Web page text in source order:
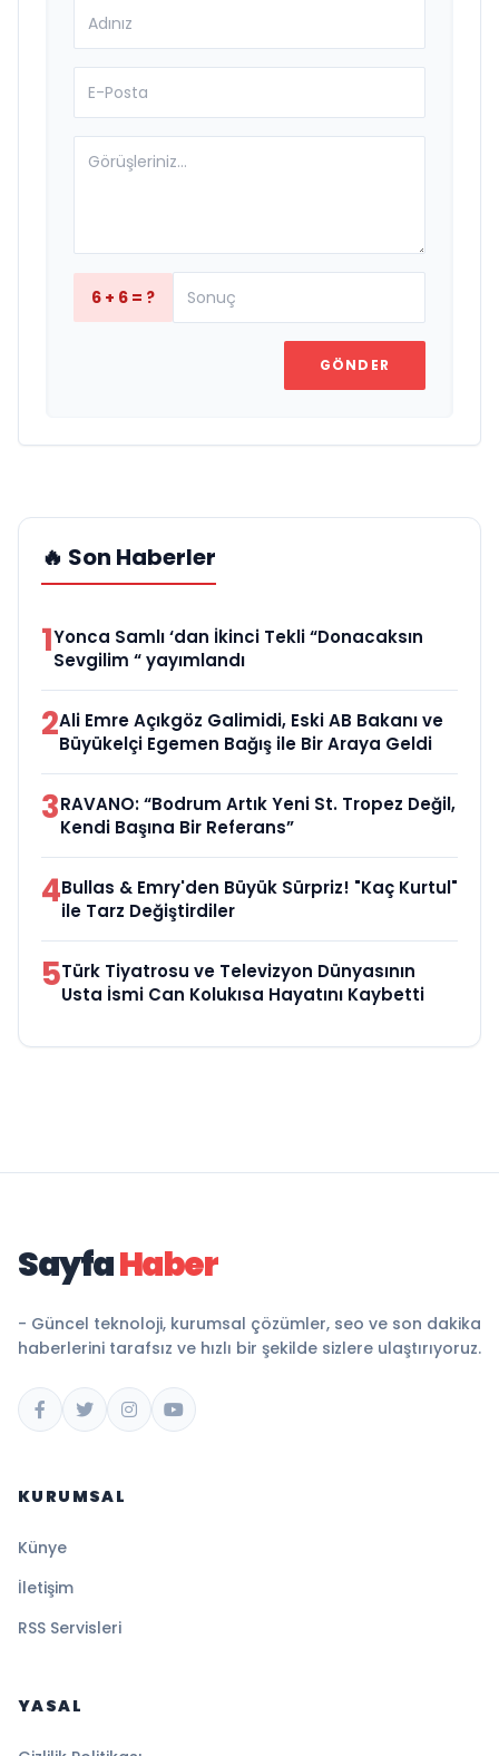
6 + 6 = ?
GÖNDER
🔥 Son Haberler
1Yonca Samlı ‘dan İkinci Tekli “Donacaksın
Sevgilim “ yayımlandı
2Ali Emre Açıkgöz Galimidi, Eski AB Bakanı ve
Büyükelçi Egemen Bağış ile Bir Araya Geldi
3RAVANO: “Bodrum Artık Yeni St. Tropez Değil,
Kendi Başına Bir Referans”
4Bullas & Emry'den Büyük Sürpriz! "Kaç Kurtul"
ile Tarz Değiştirdiler
5Türk Tiyatrosu ve Televizyon Dünyasının
Usta İsmi Can Kolukısa Hayatını Kaybetti
SayfaHaber
- Güncel teknoloji, kurumsal çözümler, seo ve son dakika
haberlerini tarafsız ve hızlı bir şekilde sizlere ulaştırıyoruz.
KURUMSAL
Künye
İletişim
RSS Servisleri
YASAL